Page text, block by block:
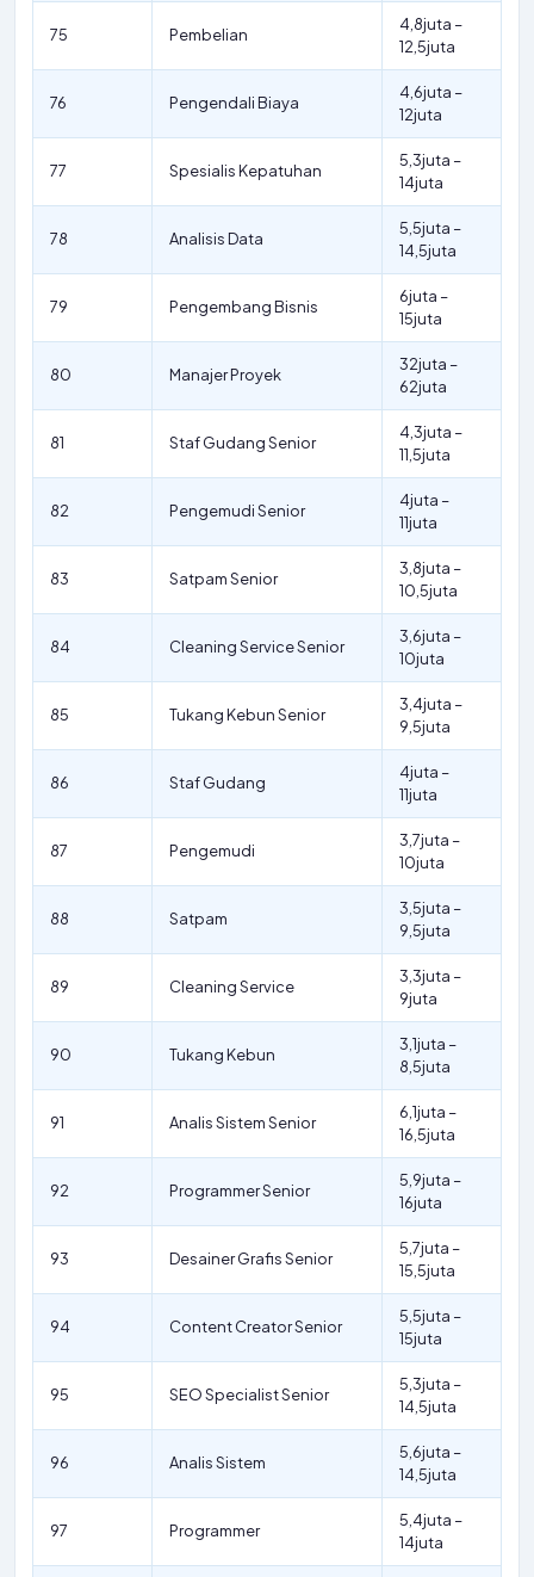
75 Pembelian
4,8juta –
12,5juta
76 Pengendali Biaya
4,6juta –
12juta
77 Spesialis Kepatuhan
5,3juta –
14juta
78 Analisis Data
5,5juta –
14,5juta
79 Pengembang Bisnis
6juta –
15juta
80 Manajer Proyek
32juta –
62juta
81 Staf Gudang Senior
4,3juta –
11,5juta
82 Pengemudi Senior
4juta –
11juta
83 Satpam Senior
3,8juta –
10,5juta
84 Cleaning Service Senior
3,6juta –
10juta
85 Tukang Kebun Senior
3,4juta –
9,5juta
86 Staf Gudang
4juta –
11juta
87 Pengemudi
3,7juta –
10juta
88 Satpam
3,5juta –
9,5juta
89 Cleaning Service
3,3juta –
9juta
90 Tukang Kebun
3,1juta –
8,5juta
91 Analis Sistem Senior
6,1juta –
16,5juta
92 Programmer Senior
5,9juta –
16juta
93 Desainer Grafis Senior
5,7juta –
15,5juta
94 Content Creator Senior
5,5juta –
15juta
95 SEO Specialist Senior
5,3juta –
14,5juta
96 Analis Sistem
5,6juta –
14,5juta
97 Programmer
5,4juta –
14juta